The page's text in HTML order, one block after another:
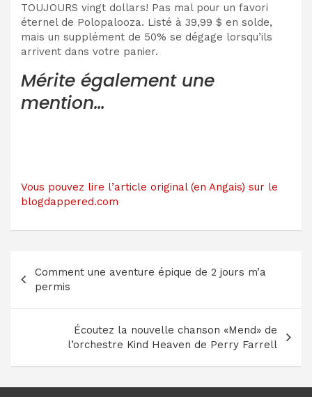
TOUJOURS vingt dollars! Pas mal pour un favori
éternel de Polopalooza. Listé à 39,99 $ en solde,
mais un supplément de 50% se dégage lorsqu’ils
arrivent dans votre panier.
Mérite également une
mention…
Vous pouvez lire l’article original (en Angais) sur le
blogdappered.com
de
l’article
Comment une aventure épique de 2 jours m’a
permis
Écoutez la nouvelle chanson «Mend» de
l’orchestre Kind Heaven de Perry Farrell